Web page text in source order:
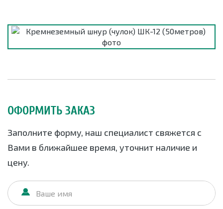
ОФОРМИТЬ ЗАКАЗ
Заполните форму, наш специалист свяжется с
Вами в ближайшее время, уточнит наличие и
цену.